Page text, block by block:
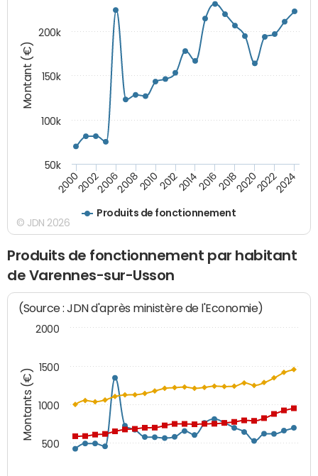
Montant (€)
Produits de fonctionnement
200020022006200820102012201420162018202020222024
50k
100k
150k
200k
© JDN 2026
Produits de fonctionnement par habitant
de Varennes-sur-Usson
Montants (€)
(Source : JDN d'après ministère de l'Economie)
500
1000
1500
2000